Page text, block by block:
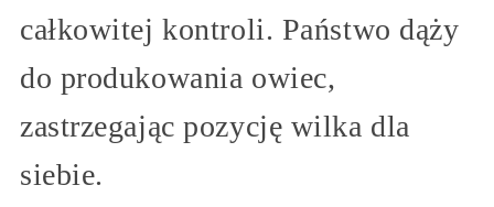
całkowitej kontroli. Państwo dąży
do produkowania owiec,
zastrzegając pozycję wilka dla
siebie.